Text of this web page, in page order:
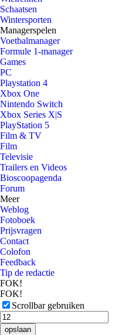
Schaatsen
Wintersporten
Managerspelen
Voetbalmanager
Formule 1-manager
Games
PC
Playstation 4
Xbox One
Nintendo Switch
Xbox Series X|S
PlayStation 5
Film & TV
Film
Televisie
Trailers en Videos
Bioscoopagenda
Forum
Meer
Weblog
Fotoboek
Prijsvragen
Contact
Colofon
Feedback
Tip de redactie
FOK!
FOK!
Scrollbar gebruiken
opslaan